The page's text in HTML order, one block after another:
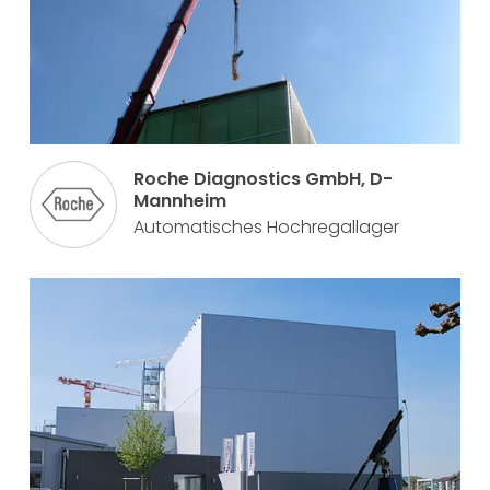
Roche Diagnostics GmbH, D-
Mannheim
Automatisches Hochregallager